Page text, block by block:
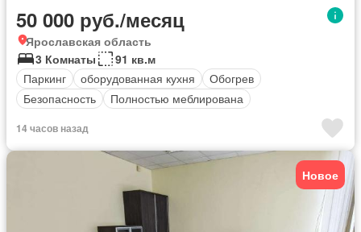
50 000 руб./месяц
Ярославская область
3 Комнаты
91 кв.м
Паркинг
оборудованная кухня
Обогрев
Безопасность
Полностью меблирована
14 часов назад
Новое